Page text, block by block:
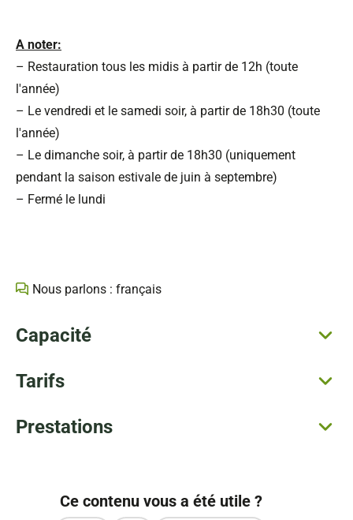
A noter:
– Restauration tous les midis à partir de 12h (toute
l'année)
– Le vendredi et le samedi soir, à partir de 18h30 (toute
l'année)
– Le dimanche soir, à partir de 18h30 (uniquement
pendant la saison estivale de juin à septembre)
– Fermé le lundi
Nous parlons : français
Capacité
Tarifs
Prestations
Ce contenu vous a été utile ?